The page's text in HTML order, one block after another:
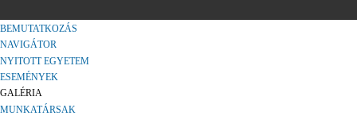
BEMUTATKOZÁS
NAVIGÁTOR
NYITOTT EGYETEM
ESEMÉNYEK
GALÉRIA
MUNKATÁRSAK